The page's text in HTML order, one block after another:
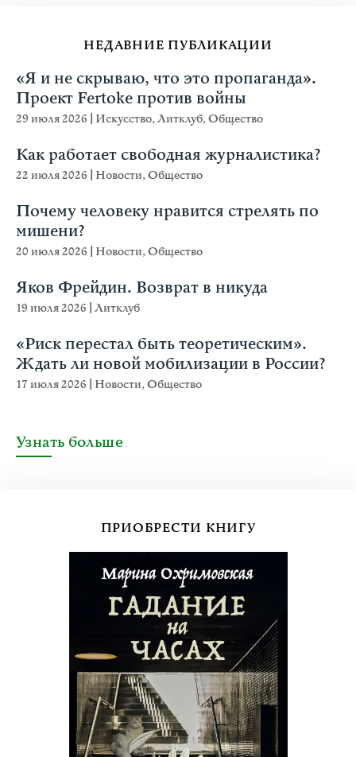
НЕДАВНИЕ ПУБЛИКАЦИИ
«Я и не скрываю, что это пропаганда».
Проект Fertoke против войны
29 июля 2026 Искусство,Литклуб,Общество
Как работает свободная журналистика?
22 июля 2026 Новости,Общество
Почему человеку нравится стрелять по
мишени?
20 июля 2026 Новости,Общество
Яков Фрейдин. Возврат в никуда
19 июля 2026 Литклуб
«Риск перестал быть теоретическим».
Ждать ли новой мобилизации в России?
17 июля 2026 Новости,Общество
Узнать больше
ПРИОБРЕСТИ КНИГУ